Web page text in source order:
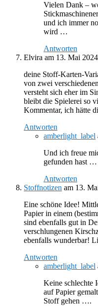
Vielen Dank –
und ich immer
wird …
Antworten
Elvira am 13. Mai
deine Stoff-Karten-
von zwei
versteht sich eher im
bleibt die Spielerei so
Kommentar, ich hätte
Antworten
amberlight_label
Und ich freue
gefunden hast …
Antworten
Stoffnotizen am 13.
Eine schöne Idee!
Papier in einem
sind ebenfalls gut in
verschlungenen
ebenfalls wunderbar!
Antworten
amberlight_label
Keine schlechte
auf Papier
Stoff gehen ….